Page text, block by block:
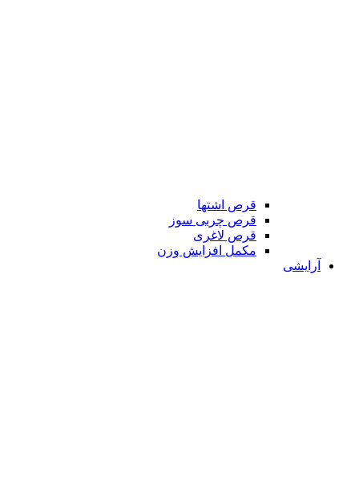
قرص اشتها
قرص چربی سوز
قرص لاغری
مکمل افزایش وزن
آرایشی